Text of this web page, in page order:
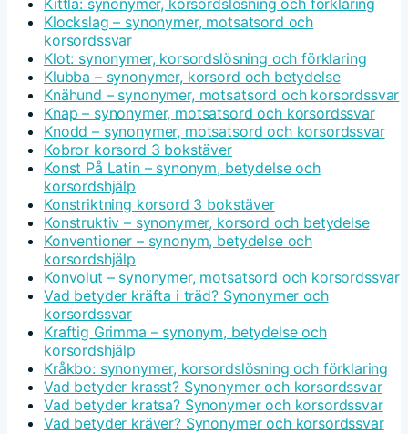
Kittla: synonymer, korsordslösning och förklaring
Klockslag – synonymer, motsatsord och
korsordssvar
Klot: synonymer, korsordslösning och förklaring
Klubba – synonymer, korsord och betydelse
Knähund – synonymer, motsatsord och korsordssvar
Knap – synonymer, motsatsord och korsordssvar
Knodd – synonymer, motsatsord och korsordssvar
Kobror korsord 3 bokstäver
Konst På Latin – synonym, betydelse och
korsordshjälp
Konstriktning korsord 3 bokstäver
Konstruktiv – synonymer, korsord och betydelse
Konventioner – synonym, betydelse och
korsordshjälp
Konvolut – synonymer, motsatsord och korsordssvar
Vad betyder kräfta i träd? Synonymer och
korsordssvar
Kraftig Grimma – synonym, betydelse och
korsordshjälp
Kråkbo: synonymer, korsordslösning och förklaring
Vad betyder krasst? Synonymer och korsordssvar
Vad betyder kratsa? Synonymer och korsordssvar
Vad betyder kräver? Synonymer och korsordssvar